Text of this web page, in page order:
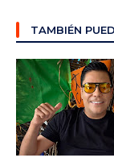
TAMBIÉN